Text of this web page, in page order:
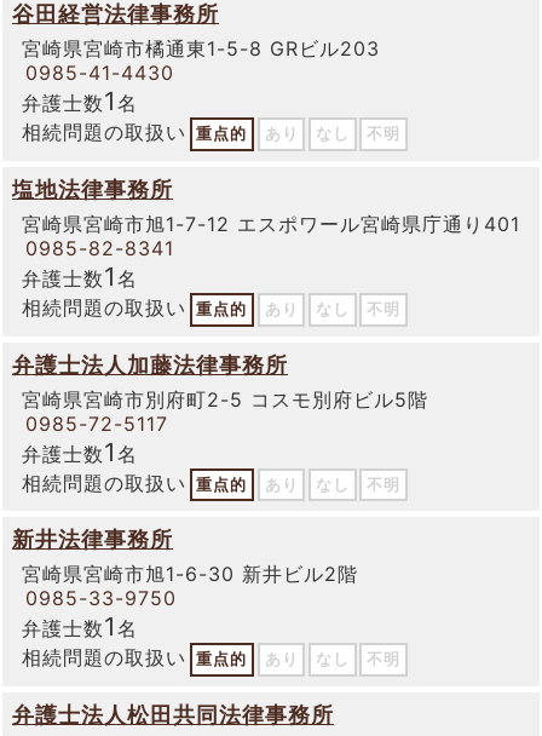
谷田経営法律事務所
宮崎県宮崎市橘通東1-5-8 GRビル203
0985-41-4430
弁護士数1 名
相続問題の取扱い
重点的 あり なし 不明
塩地法律事務所
宮崎県宮崎市旭1-7-12 エスポワール宮崎県庁通り401
0985-82-8341
弁護士数1 名
相続問題の取扱い
重点的 あり なし 不明
弁護士法人加藤法律事務所
宮崎県宮崎市別府町2-5 コスモ別府ビル5階
0985-72-5117
弁護士数1 名
相続問題の取扱い
重点的 あり なし 不明
新井法律事務所
宮崎県宮崎市旭1-6-30 新井ビル2階
0985-33-9750
弁護士数1 名
相続問題の取扱い
重点的 あり なし 不明
弁護士法人松田共同法律事務所